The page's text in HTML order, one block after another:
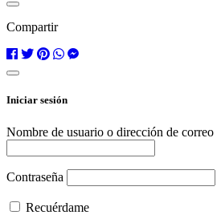
Compartir
Iniciar sesión
Nombre de usuario o dirección de correo
Contraseña
Recuérdame